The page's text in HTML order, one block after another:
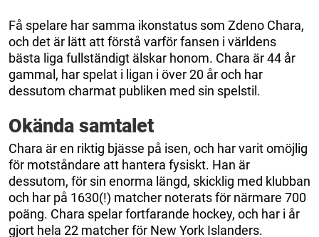
Få spelare har samma ikonstatus som Zdeno Chara,
och det är lätt att förstå varför fansen i världens
bästa liga fullständigt älskar honom. Chara är 44 år
gammal, har spelat i ligan i över 20 år och har
dessutom charmat publiken med sin spelstil.
Okända samtalet
Chara är en riktig bjässe på isen, och har varit omöjlig
för motståndare att hantera fysiskt. Han är
dessutom, för sin enorma längd, skicklig med klubban
och har på 1630(!) matcher noterats för närmare 700
poäng. Chara spelar fortfarande hockey, och har i år
gjort hela 22 matcher för New York Islanders.